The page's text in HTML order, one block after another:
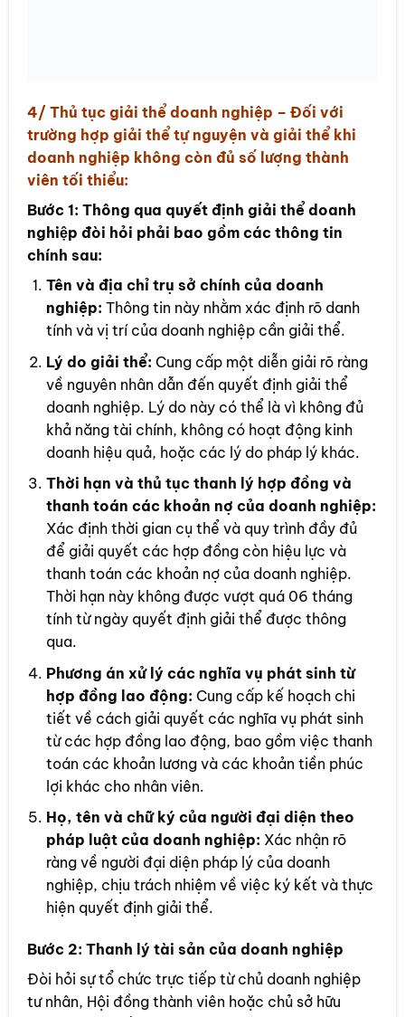
4/ Thủ tục giải thể doanh nghiệp – Đối với
trường hợp giải thể tự nguyện và giải thể khi
doanh nghiệp không còn đủ số lượng thành
viên tối thiểu:
Bước 1: Thông qua quyết định giải thể doanh
nghiệp đòi hỏi phải bao gồm các thông tin
chính sau:
Tên và địa chỉ trụ sở chính của doanh
nghiệp: Thông tin này nhằm xác định rõ danh
tính và vị trí của doanh nghiệp cần giải thể.
Lý do giải thể: Cung cấp một diễn giải rõ ràng
về nguyên nhân dẫn đến quyết định giải thể
doanh nghiệp. Lý do này có thể là vì không đủ
khả năng tài chính, không có hoạt động kinh
doanh hiệu quả, hoặc các lý do pháp lý khác.
Thời hạn và thủ tục thanh lý hợp đồng và
thanh toán các khoản nợ của doanh nghiệp:
Xác định thời gian cụ thể và quy trình đầy đủ
để giải quyết các hợp đồng còn hiệu lực và
thanh toán các khoản nợ của doanh nghiệp.
Thời hạn này không được vượt quá 06 tháng
tính từ ngày quyết định giải thể được thông
qua.
Phương án xử lý các nghĩa vụ phát sinh từ
hợp đồng lao động: Cung cấp kế hoạch chi
tiết về cách giải quyết các nghĩa vụ phát sinh
từ các hợp đồng lao động, bao gồm việc thanh
toán các khoản lương và các khoản tiền phúc
lợi khác cho nhân viên.
Họ, tên và chữ ký của người đại diện theo
pháp luật của doanh nghiệp: Xác nhận rõ
ràng về người đại diện pháp lý của doanh
nghiệp, chịu trách nhiệm về việc ký kết và thực
hiện quyết định giải thể.
Bước 2: Thanh lý tài sản của doanh nghiệp
Đòi hỏi sự tổ chức trực tiếp từ chủ doanh nghiệp
tư nhân, Hội đồng thành viên hoặc chủ sở hữu